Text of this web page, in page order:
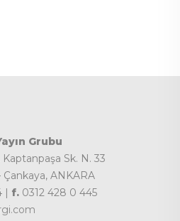
Grubu
Sk. N. 33
ANKARA
| f. 0312 428 0 445